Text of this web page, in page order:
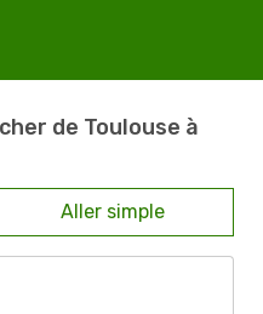
de Toulouse à
Aller simple